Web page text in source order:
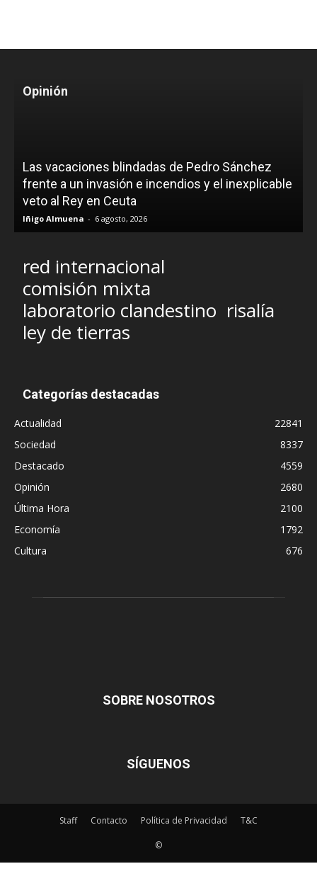
Opinión
Las vacaciones blindadas de Pedro Sánchez
frente a un invasión e incendios y el inexplicable
veto al Rey en Ceuta
Iñigo Almuena - 6 agosto, 2026
red internacional
comisión mixta
laboratorio clandestino risalía
ley de tierras
Categorías destacadas
Actualidad
22841
Sociedad
8337
Destacado
4559
Opinión
2680
Última Hora
2100
Economía
1792
Cultura
676
SOBRE NOSOTROS
SÍGUENOS
Staff Contacto Política de Privacidad T&C
©